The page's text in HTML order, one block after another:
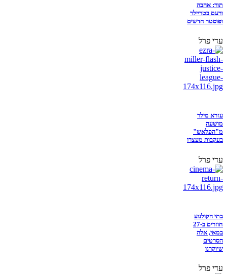
תור: אהבה
ורעם בטריילר
ופוסטר חדשים
עדי פרל
עזרא מילר
מושעה
מ"הפלאש"
בעקבות מעצרו
עדי פרל
בתי הקולנוע
חוזרים ב-27
במאי, אלה
הסרטים
שיוקרנו
עדי פרל